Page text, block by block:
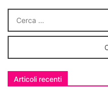
Articoli recenti